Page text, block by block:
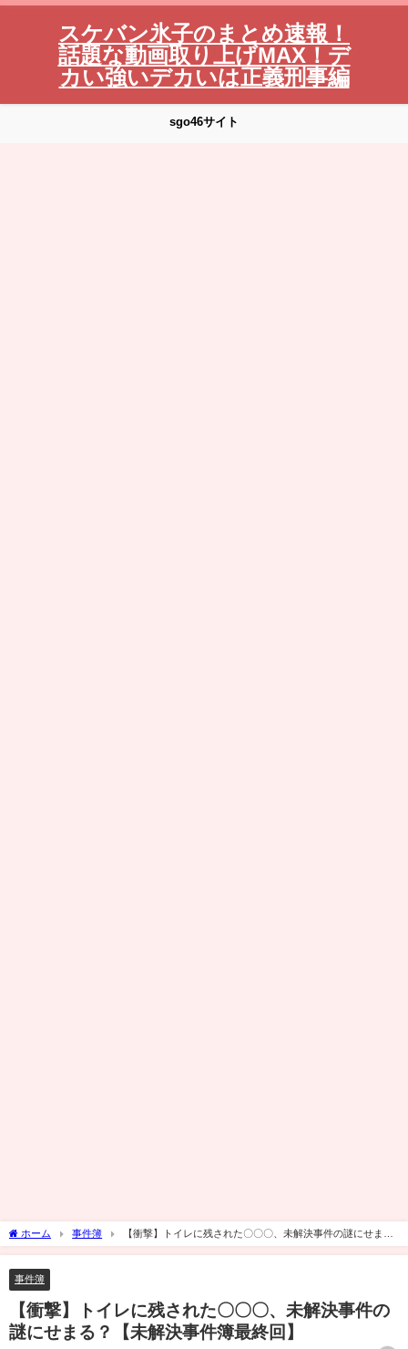
スケバン氷子のまとめ速報！
話題な動画取り上げMAX！デ
カい強いデカいは正義刑事編
sgo46サイト
ホーム 事件簿
【衝撃】トイレに残された〇〇〇、未解決事件の謎にせま
る？【未解決事件簿最終回】
事件簿
【衝撃】トイレに残された〇〇〇、未解決事件の
謎にせまる？【未解決事件簿最終回】